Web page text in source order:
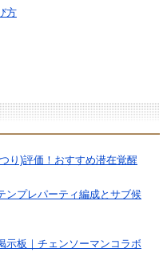
方
り)評価！おすすめ潜在覚醒
ンプレパーティ編成とサブ候
示板｜チェンソーマンコラボ